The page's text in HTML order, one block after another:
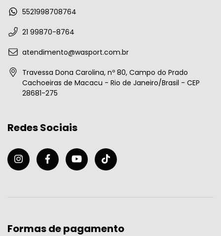
5521998708764
21 99870-8764
atendimento@wasport.com.br
Travessa Dona Carolina, nº 80, Campo do Prado
Cachoeiras de Macacu - Rio de Janeiro/Brasil - CEP
28681-275
Redes Sociais
Formas de pagamento